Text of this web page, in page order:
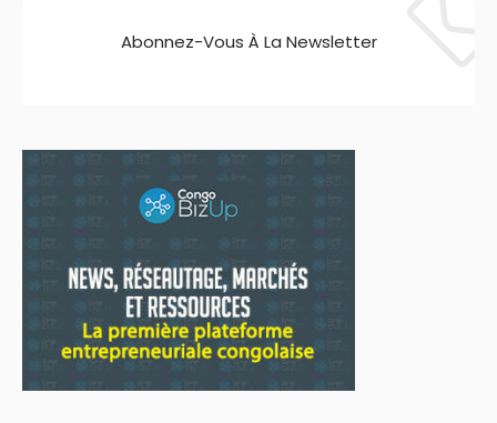
Abonnez-Vous À La Newsletter